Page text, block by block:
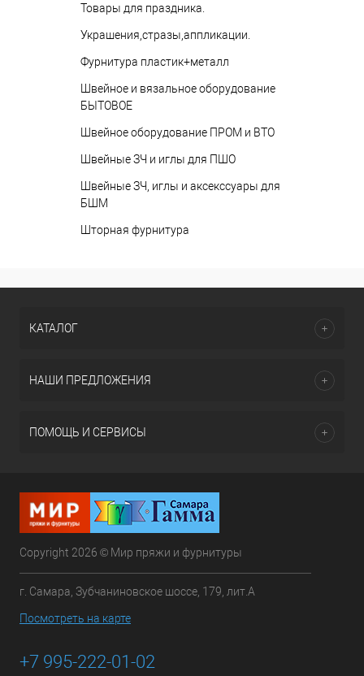
Товары для праздника.
Украшения,стразы,аппликации.
Фурнитура пластик+металл
Швейное и вязальное оборудование
БЫТОВОЕ
Швейное оборудование ПРОМ и ВТО
Швейные ЗЧ и иглы для ПШО
Швейные ЗЧ, иглы и аксекссуары для
БШМ
Шторная фурнитура
КАТАЛОГ
НАШИ ПРЕДЛОЖЕНИЯ
ПОМОЩЬ И СЕРВИСЫ
Copyright 2026 © Мир пряжи и фурнитуры
г. Самара, Зубчаниновское шоссе, 179, лит.А
Посмотреть на карте
+7 995-222-01-02